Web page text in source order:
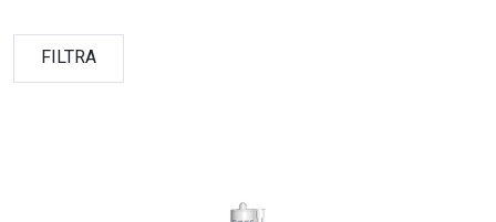
FILTRA